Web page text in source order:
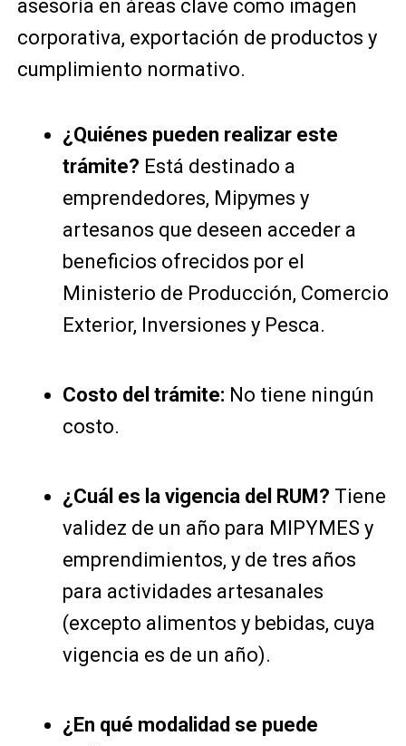
asesoría en áreas clave como imagen
corporativa, exportación de productos y
cumplimiento normativo.
¿Quiénes pueden realizar este
trámite? Está destinado a
emprendedores, Mipymes y
artesanos que deseen acceder a
beneficios ofrecidos por el
Ministerio de Producción, Comercio
Exterior, Inversiones y Pesca.
Costo del trámite: No tiene ningún
costo.
¿Cuál es la vigencia del RUM? Tiene
validez de un año para MIPYMES y
emprendimientos, y de tres años
para actividades artesanales
(excepto alimentos y bebidas, cuya
vigencia es de un año).
¿En qué modalidad se puede